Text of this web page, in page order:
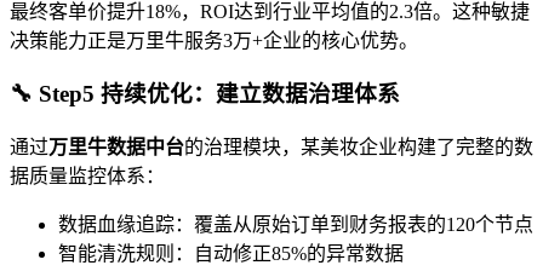
最终客单价提升18%，ROI达到行业平均值的2.3倍。这种敏捷
决策能力正是万里牛服务3万+企业的核心优势。
🔧 Step5 持续优化：建立数据治理体系
通过万里牛数据中台的治理模块，某美妆企业构建了完整的数
据质量监控体系：
数据血缘追踪：覆盖从原始订单到财务报表的120个节点
智能清洗规则：自动修正85%的异常数据